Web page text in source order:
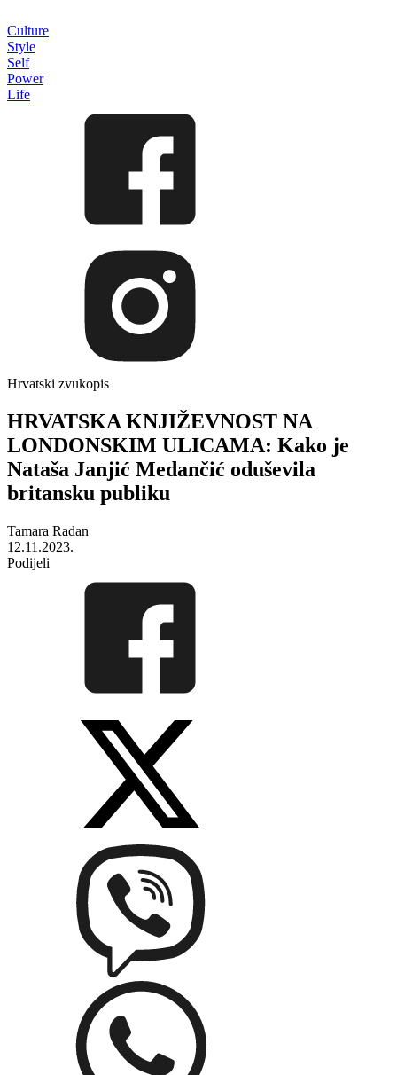
Culture
Style
Self
Power
Life
Hrvatski zvukopis
HRVATSKA KNJIŽEVNOST NA
LONDONSKIM ULICAMA: Kako je
Nataša Janjić Medančić oduševila
britansku publiku
Tamara Radan
12.11.2023.
Podijeli